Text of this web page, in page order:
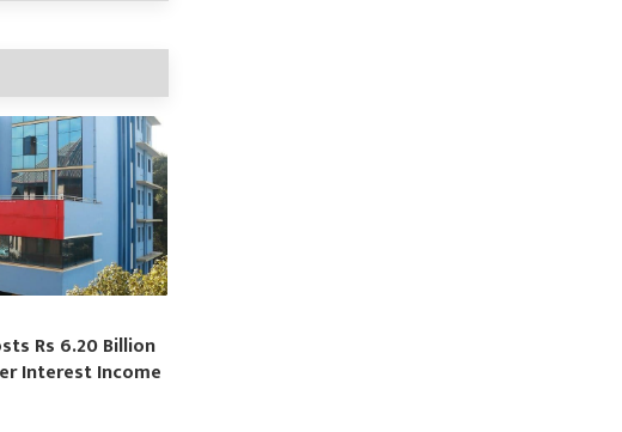
Rs 6.20 Billion
Interest Income